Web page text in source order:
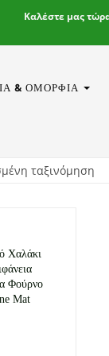
Καλέστε μας
& ΟΜΟΡΦΙΆ
Χαλάκι
Φούρνο
Mat